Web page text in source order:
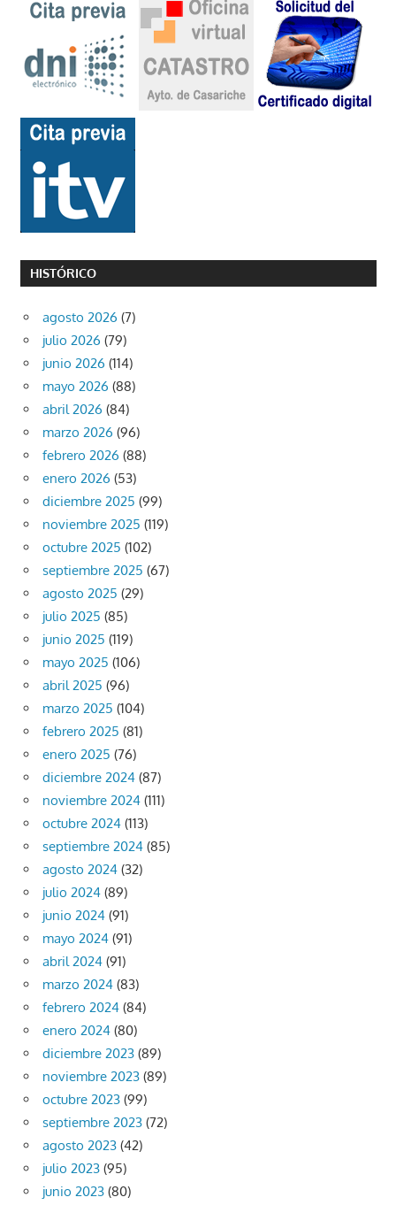
HISTÓRICO
agosto 2026 (7)
julio 2026 (79)
junio 2026 (114)
mayo 2026 (88)
abril 2026 (84)
marzo 2026 (96)
febrero 2026 (88)
enero 2026 (53)
diciembre 2025 (99)
noviembre 2025 (119)
octubre 2025 (102)
septiembre 2025 (67)
agosto 2025 (29)
julio 2025 (85)
junio 2025 (119)
mayo 2025 (106)
abril 2025 (96)
marzo 2025 (104)
febrero 2025 (81)
enero 2025 (76)
diciembre 2024 (87)
noviembre 2024 (111)
octubre 2024 (113)
septiembre 2024 (85)
agosto 2024 (32)
julio 2024 (89)
junio 2024 (91)
mayo 2024 (91)
abril 2024 (91)
marzo 2024 (83)
febrero 2024 (84)
enero 2024 (80)
diciembre 2023 (89)
noviembre 2023 (89)
octubre 2023 (99)
septiembre 2023 (72)
agosto 2023 (42)
julio 2023 (95)
junio 2023 (80)